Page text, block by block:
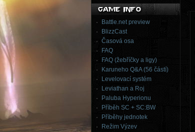
Battle.net preview
BlizzCast
Časová osa
FAQ
FAQ (žebříčky a ligy)
Karuneho Q&A (56 částí)
Levelovací systém
Leviathan a Roj
Paluba Hyperionu
Příběh SC + SC:BW
Příběhy jednotek
Režim Výzev